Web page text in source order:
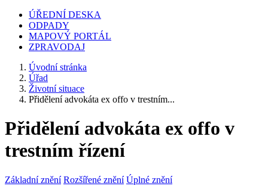
ÚŘEDNÍ DESKA
ODPADY
MAPOVÝ PORTÁL
ZPRAVODAJ
Úvodní stránka
Úřad
Životní situace
Přidělení advokáta ex offo v trestním...
Přidělení advokáta ex offo v
trestním řízení
Základní znění Rozšířené znění Úplné znění